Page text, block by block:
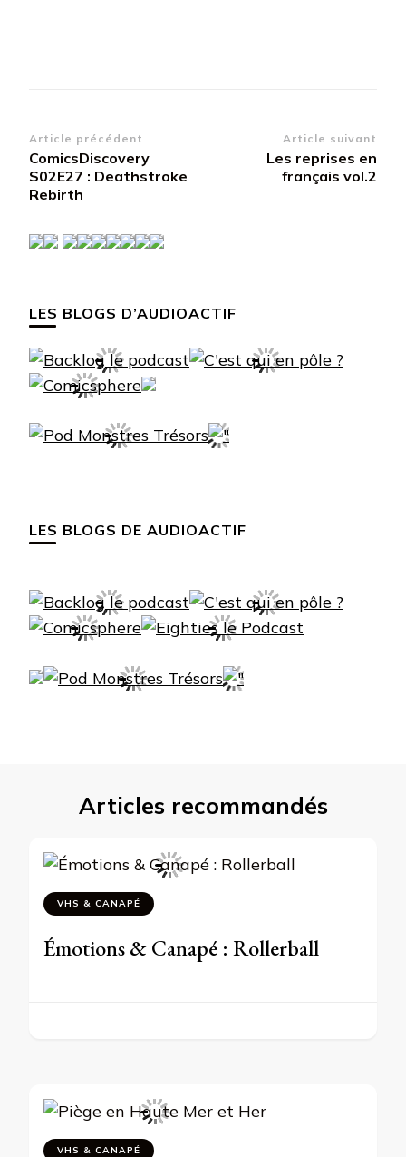
Navigation
d’article
Article précédent
ComicsDiscovery
S02E27 : Deathstroke
Rebirth
Article suivant
Les reprises en
français vol.2
LES BLOGS D’AUDIOACTIF
LES BLOGS DE AUDIOACTIF
Articles recommandés
VHS & CANAPÉ
Émotions & Canapé : Rollerball
VHS & CANAPÉ